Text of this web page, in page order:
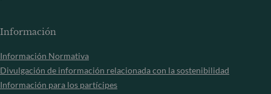
Información
Información Normativa
Divulgación de información relacionada con la sostenibilidad
Información para los partícipes